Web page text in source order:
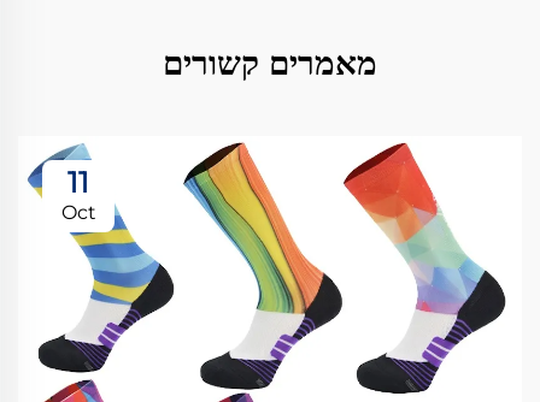
מאמרים קשורים
11
Oct